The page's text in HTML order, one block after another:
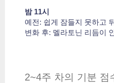
밤 11시
예전: 쉽게 잠들지 못하고
변화 후: 멜라토닌 리듬이
2~4주 차의 기분 점